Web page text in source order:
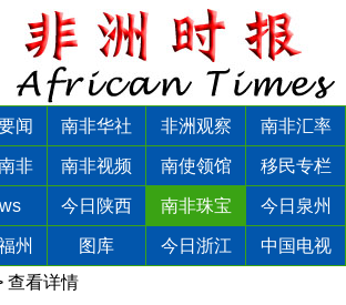
闻 南非华社 非洲观察 南非汇率
非 南非视频 南使领馆 移民专栏
今日陕西 南非珠宝 今日泉州
州 图库 今日浙江
中国电视
查看详情